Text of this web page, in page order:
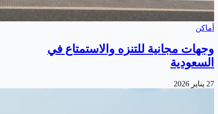
أماكن
وجهات مجانية للتنزه والاستمتاع في
السعودية
27 يناير 2026